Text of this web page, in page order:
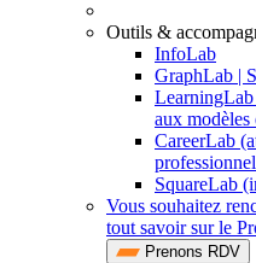
Outils &
InfoLab
GraphLab |
LearningLab
aux modèles
CareerLab
SquareLab
Vous souhaitez
tout savoir sur le
Prenons RDV